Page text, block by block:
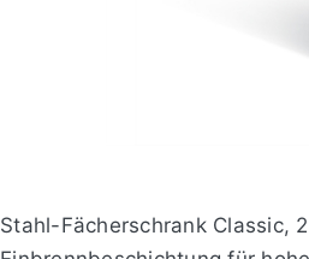
Stahl-Fächerschrank Classic,